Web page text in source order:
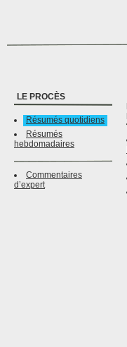
LE PROCÈS
Résumés quotidiens
Résumés
hebdomadaires
Commentaires
d’expert